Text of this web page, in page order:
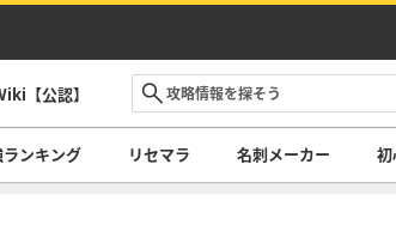
【公認】
ンキング リセマラ 名刺メーカー 初